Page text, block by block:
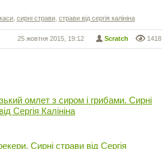
, сирні страви, страви від сергія калініна
1418
Scratch
25 жовтня 2015, 19:12
омлет з сиром і грибами. Сирні
Сергія Калініна
Сирні страви від Сергія